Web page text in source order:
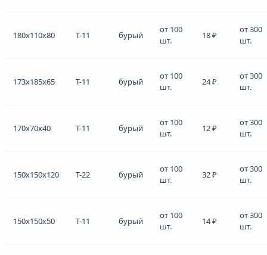
180x110x80 Т-11 бурый
от 100
шт.
18 ₽
от 300
шт.
173x185x65 Т-11 бурый
от 100
шт.
24 ₽
от 300
шт.
170x70x40 Т-11 бурый
от 100
шт.
12 ₽
от 300
шт.
150x150x120 Т-22 бурый
от 100
шт.
32 ₽
от 300
шт.
150x150x50 Т-11 бурый
от 100
шт.
14 ₽
от 300
шт.